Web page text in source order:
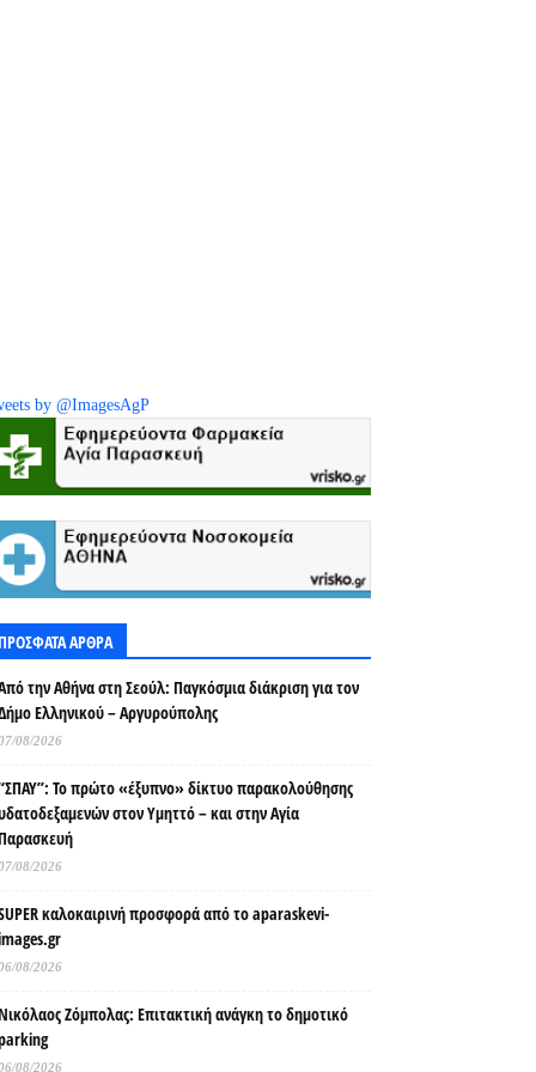
by @ImagesAgP
ΑΡΘΡΑ
την Αθήνα στη Σεούλ: Παγκόσμια διάκριση για τον
Ελληνικού – Αργυρούπολης
08/2026
Το πρώτο «έξυπνο» δίκτυο παρακολούθησης
στον Υμηττό – και στην Αγία
08/2026
καλοκαιρινή προσφορά από το aparaskevi-
08/2026
Ζόμπολας: Επιτακτική ανάγκη το δημοτικό
08/2026